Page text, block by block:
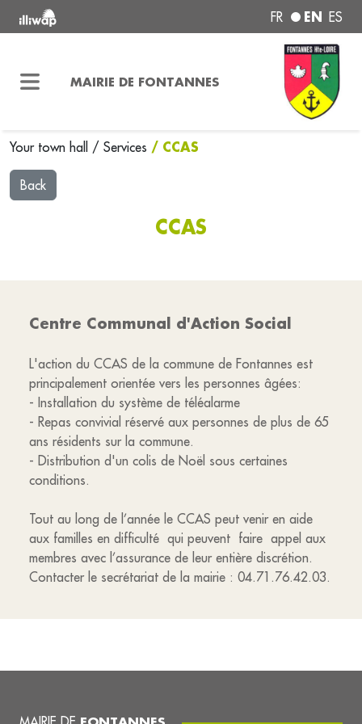
FR EN ES
MAIRIE DE FONTANNES
Your town hall / Services / CCAS
Back
CCAS
Centre Communal d'Action Social
L'action du CCAS de la commune de Fontannes est
principalement orientée vers les personnes âgées:
- Installation du système de téléalarme
- Repas convivial réservé aux personnes de plus de 65
ans résidents sur la commune.
- Distribution d'un colis de Noël sous certaines
conditions.
Tout au long de l’année le CCAS peut venir en aide
aux familles en difficulté qui peuvent faire appel aux
membres avec l’assurance de leur entière discrétion.
Contacter le secrétariat de la mairie : 04.71.76.42.03.